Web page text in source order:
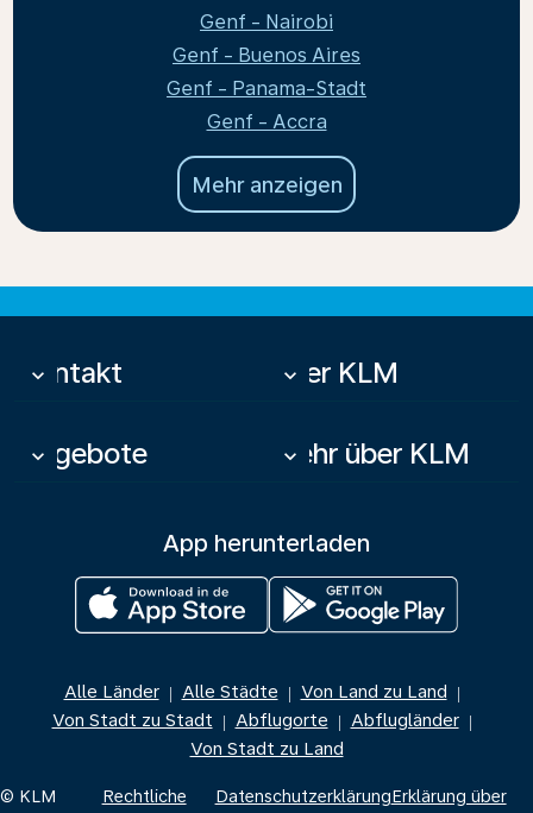
Genf - Nairobi
Genf - Buenos Aires
Genf - Panama-Stadt
Genf - Accra
Mehr anzeigen
Kontakt
keyboard_arrow_down Über KLM
keyboard_arrow_down
Angebote
keyboard_arrow_down Mehr über KLM
keyboard_arrow_down
App herunterladen
Alle Länder | Alle Städte | Von Land zu Land |
Von Stadt zu Stadt | Abflugorte | Abflugländer |
Von Stadt zu Land
© KLM Rechtliche DatenschutzerklärungErklärung über